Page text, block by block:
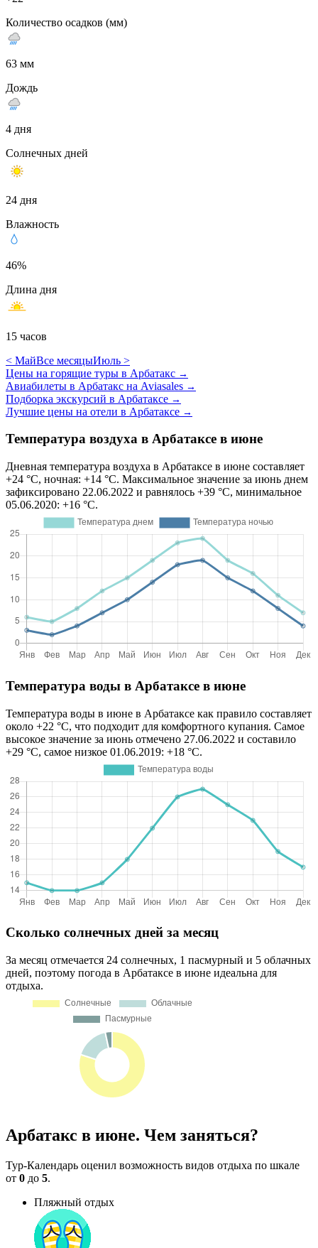
Количество осадков (мм)
63 мм
Дождь
4 дня
Солнечных дней
24 дня
Влажность
46%
Длина дня
15 часов
< МайВсе месяцыИюль >
Цены на горящие туры в Арбатакс →
Авиабилеты в Арбатакс на Aviasales →
Подборка экскурсий в Арбатаксе →
Лучшие цены на отели в Арбатаксе →
Температура воздуха в Арбатаксе в июне
Дневная температура воздуха в Арбатаксе в июне составляет
+24 °C, ночная: +14 °C. Максимальное значение за июнь днем
зафиксировано 22.06.2022 и равнялось +39 °C, минимальное
05.06.2020: +16 °C.
Температура воды в Арбатаксе в июне
Температура воды в июне в Арбатаксе как правило составляет
около +22 °C, что подходит для комфортного купания. Самое
высокое значение за июнь отмечено 27.06.2022 и составило
+29 °C, самое низкое 01.06.2019: +18 °C.
Сколько солнечных дней за месяц
За месяц отмечается 24 солнечных, 1 пасмурный и 5 облачных
дней, поэтому погода в Арбатаксе в июне идеальна для
отдыха.
Арбатакс в июне. Чем заняться?
Тур-Календарь оценил возможность видов отдыха по шкале
от 0 до 5.
Пляжный отдых